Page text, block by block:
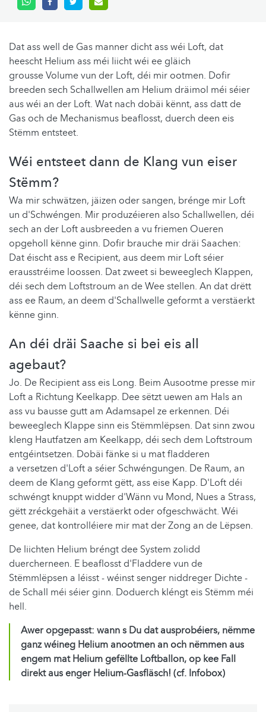
Dat ass well de Gas manner dicht ass wéi Loft, dat
heescht Helium ass méi liicht wéi ee gläich
grousse Volume vun der Loft, déi mir ootmen. Dofir
breeden sech Schallwellen am Helium dräimol méi séier
aus wéi an der Loft. Wat nach dobäi kënnt, ass datt de
Gas och de Mechanismus beaflosst, duerch deen eis
Stëmm entsteet.
Wéi entsteet dann de Klang vun eiser
Stëmm?
Wa mir schwätzen, jäizen oder sangen, brénge mir Loft
un d'Schwéngen. Mir produzéieren also Schallwellen, déi
sech an der Loft ausbreeden a vu friemen Oueren
opgeholl kënne ginn. Dofir brauche mir dräi Saachen:
Dat éischt ass e Recipient, aus deem mir Loft séier
erausstréime loossen. Dat zweet si beweeglech Klappen,
déi sech dem Loftstroum an de Wee stellen. An dat drëtt
ass ee Raum, an deem d'Schallwelle geformt a verstäerkt
kënne ginn.
An déi dräi Saache si bei eis all
agebaut?
Jo. De Recipient ass eis Long. Beim Ausootme presse mir
Loft a Richtung Keelkapp. Dee sëtzt uewen am Hals an
ass vu bausse gutt am Adamsapel ze erkennen. Déi
beweeglech Klappe sinn eis Stëmmlëpsen. Dat sinn zwou
kleng Hautfatzen am Keelkapp, déi sech dem Loftstroum
entgéintsetzen. Dobäi fänke si u mat fladderen
a versetzen d'Loft a séier Schwéngungen. De Raum, an
deem de Klang geformt gëtt, ass eise Kapp. D'Loft déi
schwéngt knuppt widder d'Wänn vu Mond, Nues a Strass,
gëtt zréckgehäit a verstäerkt oder ofgeschwächt. Wéi
genee, dat kontrolléiere mir mat der Zong an de Lëpsen.
De liichten Helium bréngt dee System zolidd
duercherneen. E beaflosst d'Fladdere vun de
Stëmmlëpsen a léisst - wéinst senger niddreger Dichte -
de Schall méi séier ginn. Doduerch kléngt eis Stëmm méi
hell.
Awer opgepasst: wann s Du dat ausprobéiers, nëmme
ganz wéineg Helium anootmen an och nëmmen aus
engem mat Helium gefëllte Loftballon, op kee Fall
direkt aus enger Helium-Gasfläsch! (cf. Infobox)